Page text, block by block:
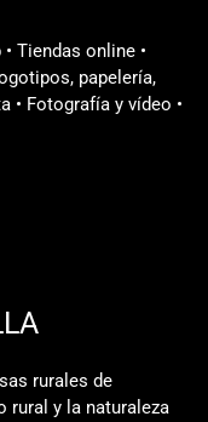
Tiendas online •
papelería,
• Fotografía y vídeo •
rurales de
rural y la naturaleza